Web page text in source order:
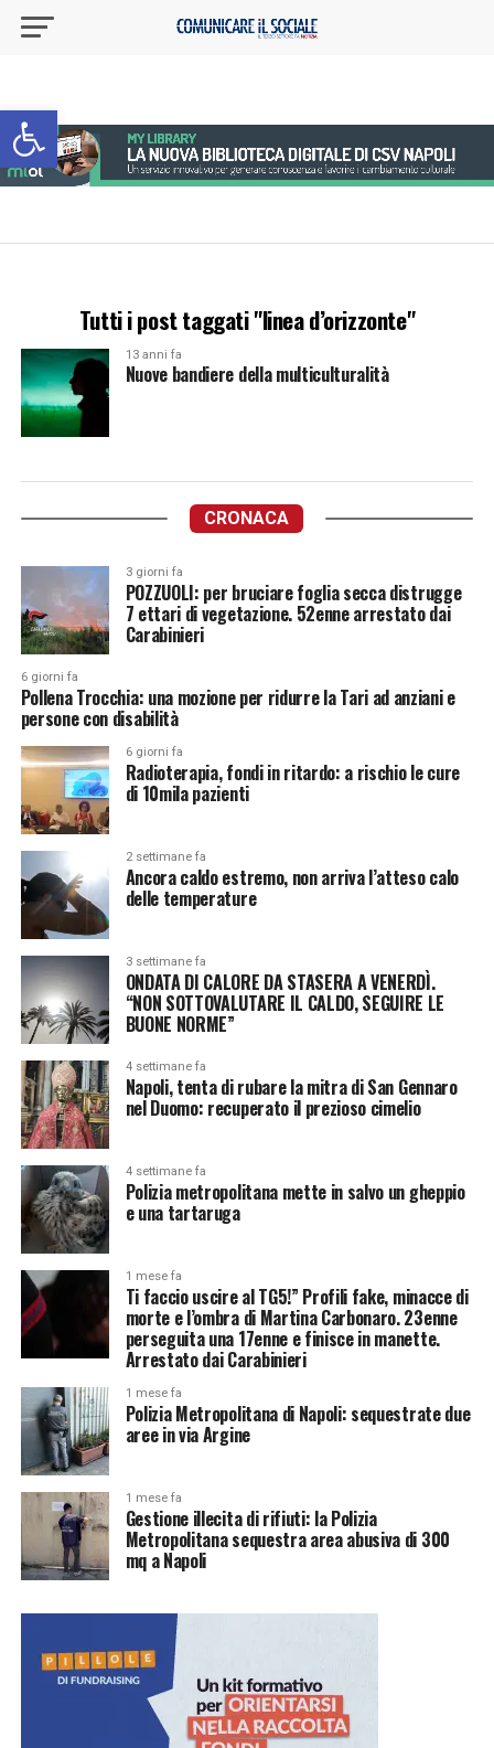
Apri la barra degli strumenti
Tutti i post taggati "linea d’orizzonte"
13 anni fa
Nuove bandiere della multiculturalità
CRONACA
3 giorni fa
POZZUOLI: per bruciare foglia secca distrugge
7 ettari di vegetazione. 52enne arrestato dai
Carabinieri
6 giorni fa
Pollena Trocchia: una mozione per ridurre la Tari ad anziani e
persone con disabilità
6 giorni fa
Radioterapia, fondi in ritardo: a rischio le cure
di 10mila pazienti
2 settimane fa
Ancora caldo estremo, non arriva l’atteso calo
delle temperature
3 settimane fa
ONDATA DI CALORE DA STASERA A VENERDÌ.
“NON SOTTOVALUTARE IL CALDO, SEGUIRE LE
BUONE NORME”
4 settimane fa
Napoli, tenta di rubare la mitra di San Gennaro
nel Duomo: recuperato il prezioso cimelio
4 settimane fa
Polizia metropolitana mette in salvo un gheppio
e una tartaruga
1 mese fa
Ti faccio uscire al TG5!” Profili fake, minacce di
morte e l’ombra di Martina Carbonaro. 23enne
perseguita una 17enne e finisce in manette.
Arrestato dai Carabinieri
1 mese fa
Polizia Metropolitana di Napoli: sequestrate due
aree in via Argine
1 mese fa
Gestione illecita di rifiuti: la Polizia
Metropolitana sequestra area abusiva di 300
mq a Napoli